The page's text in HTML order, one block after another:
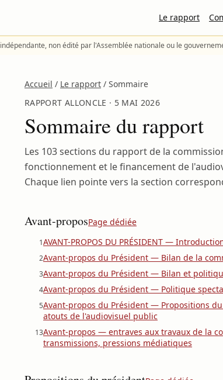
Le rapport
indépendante, non édité par l'Assemblée nationale ou le
Accueil / Le rapport / Sommaire
RAPPORT ALLONCLE · 5 MAI 2026
Sommaire du rapport
Les 103 sections du rapport de la
fonctionnement et le financement de
Chaque lien pointe vers la section
Avant-proposPage dédiée
1AVANT-PROPOS DU PRÉSIDENT —
2Avant-propos du Président — Bilan de la
3Avant-propos du Président — Bilan et
4Avant-propos du Président — Politique
5Avant-propos du Président — Propositions
atouts de l'audiovisuel public
13Avant-propos — entraves aux travaux de la
transmissions, pressions médiatiques